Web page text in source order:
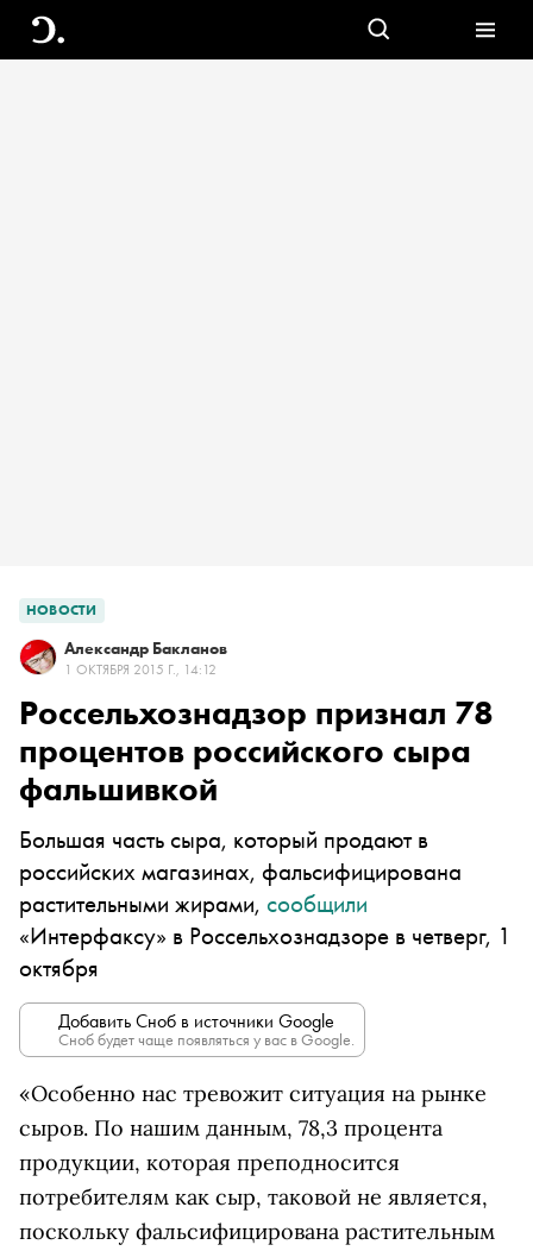
НОВОСТИ
Александр Бакланов
1 ОКТЯБРЯ 2015 Г., 14:12
Россельхознадзор признал 78
процентов российского сыра
фальшивкой
Большая часть сыра, который продают в
российских магазинах, фальсифицирована
растительными жирами, сообщили
«Интерфаксу» в Россельхознадзоре в четверг, 1
октября
Добавить Сноб в источники Google
Сноб будет чаще появляться у вас в Google.
«Особенно нас тревожит ситуация на рынке
сыров. По нашим данным, 78,3 процента
продукции, которая преподносится
потребителям как сыр, таковой не является,
поскольку фальсифицирована растительным